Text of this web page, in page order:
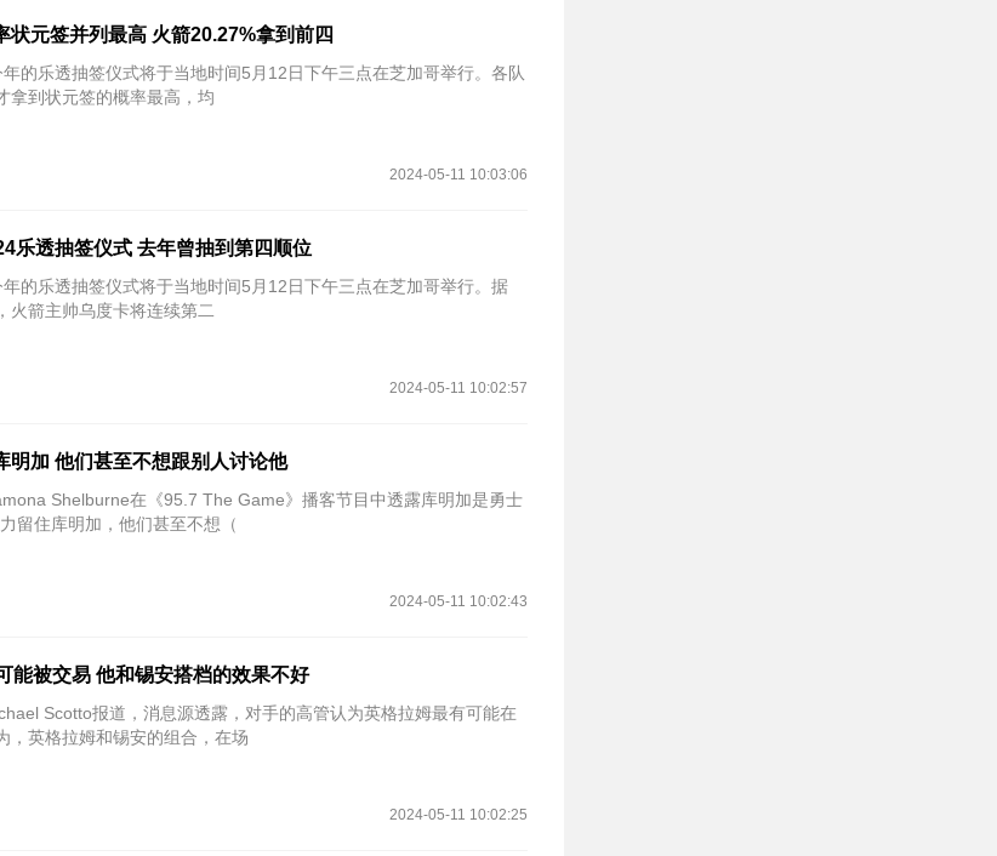
元签并列最高 火箭20.27%拿到前四
的乐透抽签仪式将于当地时间5月12日下午三点在芝加哥举行。各队
拿到状元签的概率最高，均
2024-05-11 10:03:06
乐透抽签仪式 去年曾抽到第四顺位
的乐透抽签仪式将于当地时间5月12日下午三点在芝加哥举行。据
火箭主帅乌度卡将连续第二
2024-05-11 10:02:57
明加 他们甚至不想跟别人讨论他
Shelburne在《95.7 The Game》播客节目中透露库明加是勇士
留住库明加，他们甚至不想（
2024-05-11 10:02:43
能被交易 他和锡安搭档的效果不好
Scotto报道，消息源透露，对手的高管认为英格拉姆最有可能在
，英格拉姆和锡安的组合，在场
2024-05-11 10:02:25